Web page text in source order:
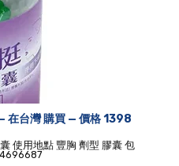
在台灣 購買 — 價格 1398
使用地點 豐胸 劑型 膠囊 包